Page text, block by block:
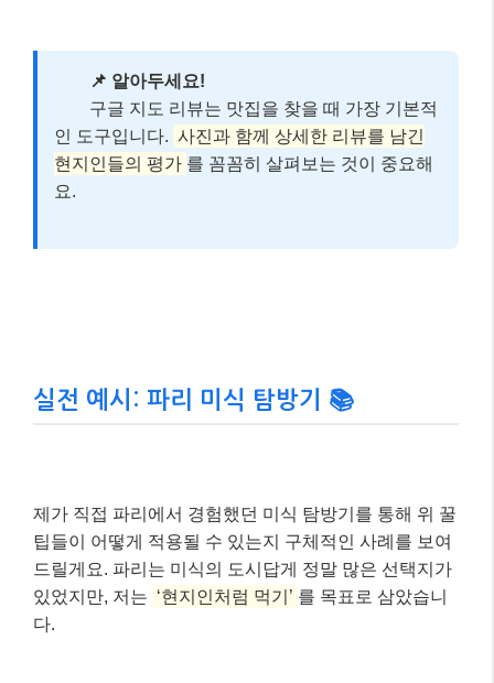
📌 알아두세요!
구글 지도 리뷰는 맛집을 찾을 때 가장 기본적
인 도구입니다. 사진과 함께 상세한 리뷰를 남긴
현지인들의 평가 를 꼼꼼히 살펴보는 것이 중요해
요.
실전 예시: 파리 미식 탐방기 📚
제가 직접 파리에서 경험했던 미식 탐방기를 통해 위 꿀
팁들이 어떻게 적용될 수 있는지 구체적인 사례를 보여
드릴게요. 파리는 미식의 도시답게 정말 많은 선택지가
있었지만, 저는 ‘현지인처럼 먹기’ 를 목표로 삼았습니
다.